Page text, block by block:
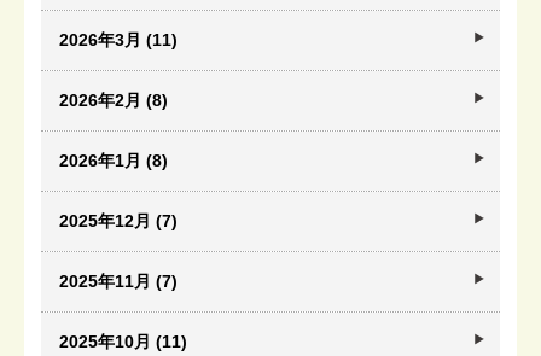
2026年3月 (11)
2026年2月 (8)
2026年1月 (8)
2025年12月 (7)
2025年11月 (7)
2025年10月 (11)